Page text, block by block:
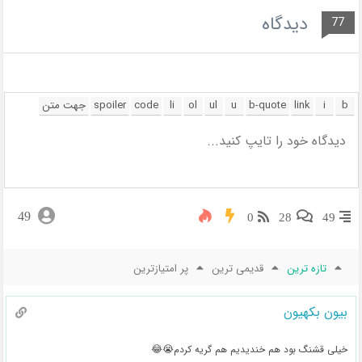
77 دیدگاه
49
28
0
49
تازه ترین قدیمی ترین پر امتیازترین
بیون بکهیون
خیلی قشنگ بود هم خندیدیم هم گریه کردم😭😂